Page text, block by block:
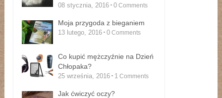
08 stycznia, 2016 0 Comments
Moja przygoda z bieganiem
13 lutego, 2016 0 Comments
Co kupić mężczyźnie na Dzień
Chłopaka?
25 września, 2016 1 Comments
Jak ćwiczyć oczy?